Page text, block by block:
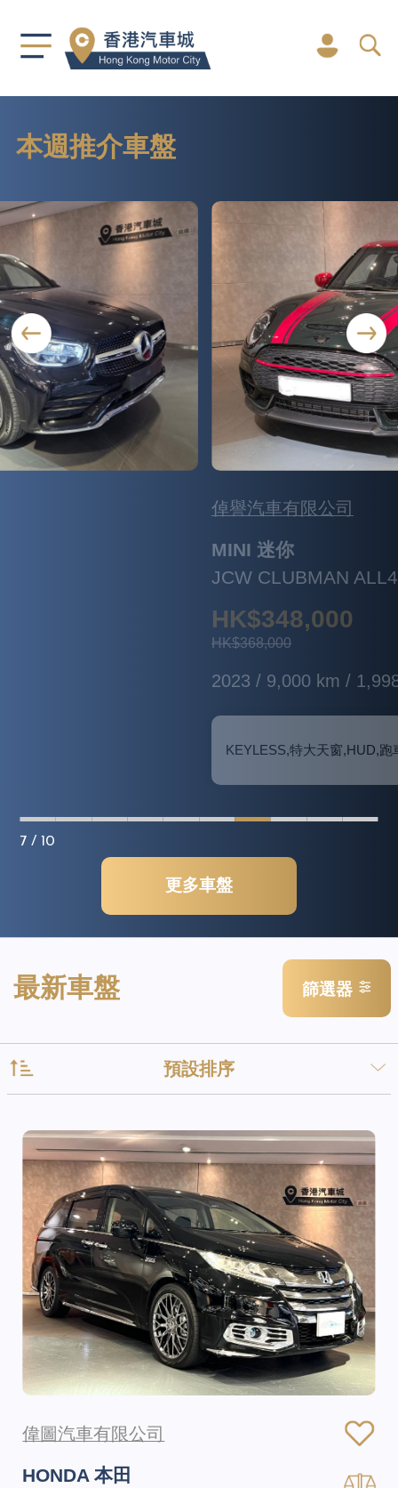
本週推介車盤
2023 / 9,000 km / 1,998 c.c.
KEYLESS,特大天窗,HUD,跑車桶座,HARMAN KARDON 音響, 泊車鏡頭
7 / 10
更多車盤
最新車盤 篩選器
預設排序
偉圖汽車有限公司
HONDA 本田